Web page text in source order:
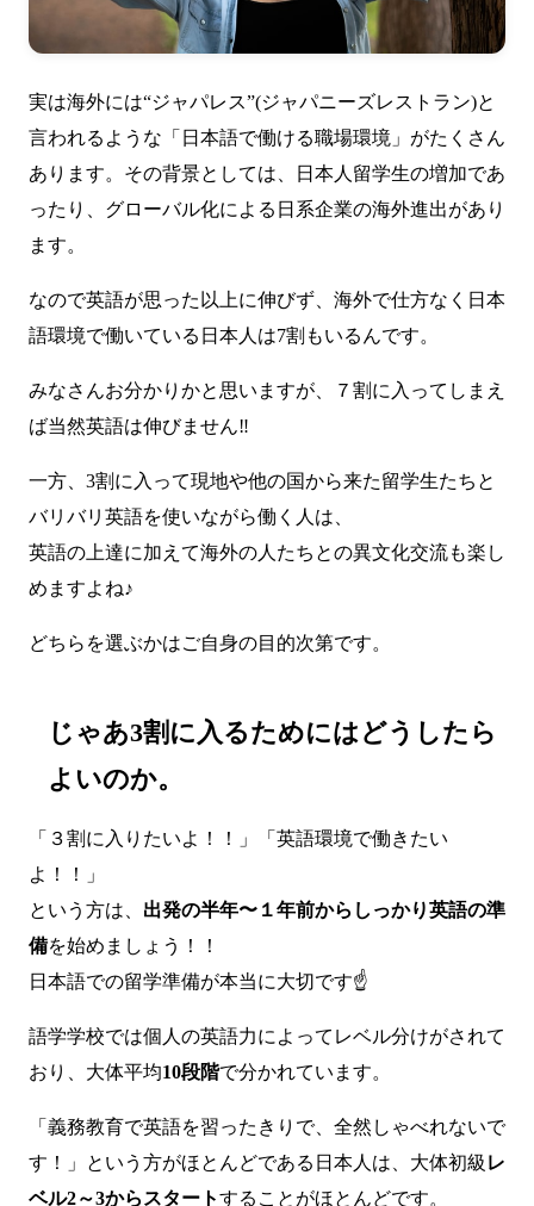
実は海外には“ジャパレス”(ジャパニーズレストラン)と
言われるような「日本語で働ける職場環境」がたくさん
あります。その背景としては、日本人留学生の増加であ
ったり、グローバル化による日系企業の海外進出があり
ます。
なので英語が思った以上に伸びず、海外で仕方なく日本
語環境で働いている日本人は7割もいるんです。
みなさんお分かりかと思いますが、７割に入ってしまえ
ば当然英語は伸びません‼️
一方、3割に入って現地や他の国から来た留学生たちと
バリバリ英語を使いながら働く人は、
英語の上達に加えて海外の人たちとの異文化交流も楽し
めますよね♪
どちらを選ぶかはご自身の目的次第です。
じゃあ3割に入るためにはどうしたら
よいのか。
「３割に入りたいよ！！」「英語環境で働きたい
よ！！」
という方は、 出発の半年〜１年前からしっかり英語の準
備を始めましょう！！
日本語での留学準備が本当に大切です☝️
語学学校では個人の英語力によってレベル分けがされて
おり、大体平均10段階で分かれています。
「義務教育で英語を習ったきりで、全然しゃべれないで
す！」という方がほとんどである日本人は、大体初級 レ
ベル2～3からスタートすることがほとんどです。